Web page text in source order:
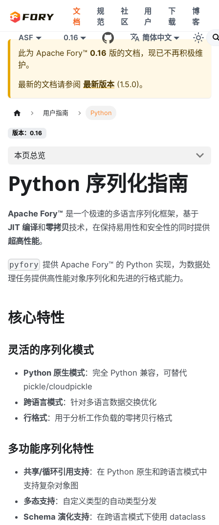
文
档
规
范
社
区
用
户
下
载
博
客
ASF
0.16 简体中文
此为 Apache Fory™ 0.16 版的文档，现已不再积极维
护。
最新的文档请参阅 最新版本(1.5.0)。
用户指南 Python
版本：0.16
本页总览
Python 序列化指南
Apache Fory™ 是一个极速的多语言序列化框架，基于
JIT 编译和零拷贝技术，在保持易用性和安全性的同时提供
超高性能。
pyfory 提供 Apache Fory™ 的 Python 实现，为数据处
理任务提供高性能对象序列化和先进的行格式能力。
核心特性
灵活的序列化模式
Python 原生模式：完全 Python 兼容，可替代
pickle/cloudpickle
跨语言模式：针对多语言数据交换优化
行格式：用于分析工作负载的零拷贝行格式
多功能序列化特性
共享/循环引用支持：在 Python 原生和跨语言模式中
支持复杂对象图
多态支持：自定义类型的自动类型分发
Schema 演化支持：在跨语言模式下使用 dataclass